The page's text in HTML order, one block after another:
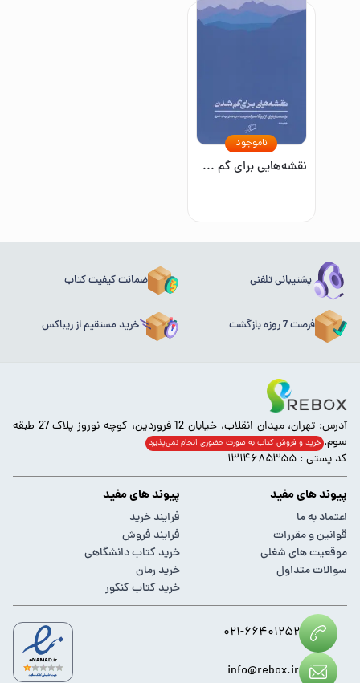
نقشه‌هایی برای گم شدن
ناموجود
پشتیبانی تلفنی ضمانت کیفیت کتاب
فرصت 7 روزه بازگشت خرید مستقیم از ریباکس
آدرس: تهران، میدان انقلاب، خیابان 12 فروردین، کوچه نوروز پلاک 27 طبقه
سوم. خرید و فروش کتاب به صورت حضوری انجام‌ نمی‌پذیرد
کد پستی : ۱۳۱۴۶۸۵۳۵۵
پیوند های مفید
اعتماد به ما
قوانین و مقررات
موقعیت های شغلی
سوالات متداول
پیوند های مفید
فرایند خرید
فرایند فروش
خرید کتاب دانشگاهی
خرید رمان
خرید کتاب کنکور
۰۲۱-۶۶۴۰۱۲۵۲
info@rebox.ir